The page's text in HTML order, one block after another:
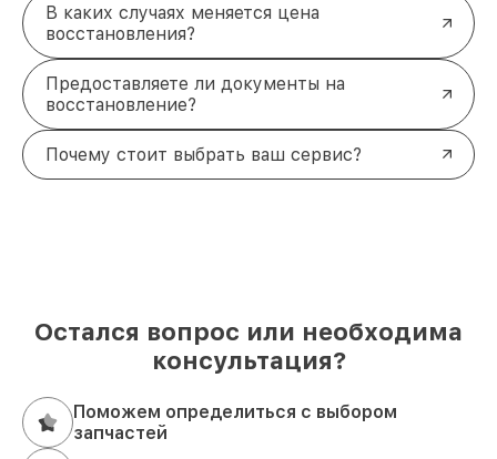
В каких случаях меняется цена
восстановления?
Предоставляете ли документы на
восстановление?
Почему стоит выбрать ваш сервис?
Остался вопрос или необходима
консультация?
Поможем определиться с выбором
запчастей